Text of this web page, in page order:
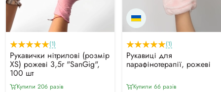
(1)
Рукавички нітрилові (розмір
ХS) рожеві 3,5г "SanGig",
100 шт
Купили 206 разiв
(1)
Рукавиці для
парафінотерапії, рожеві
Купили 66 разiв